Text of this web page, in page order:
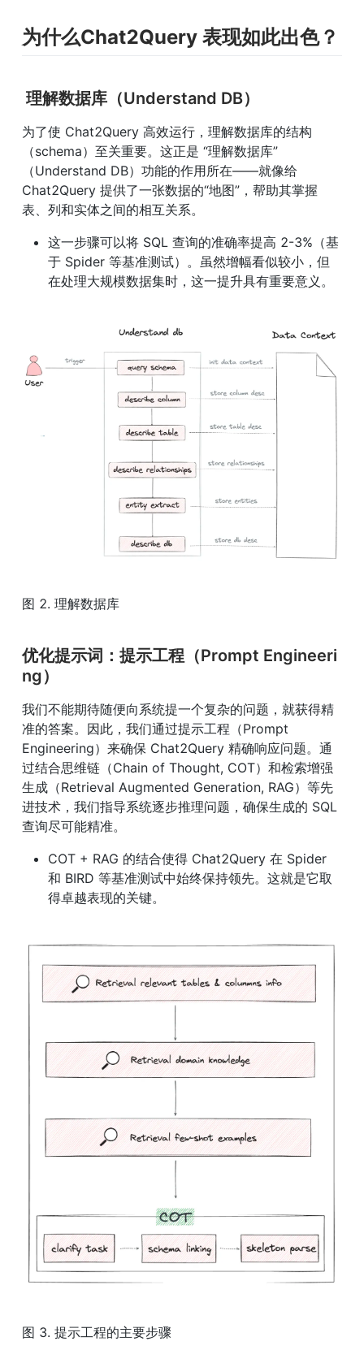
为什么Chat2Query 表现如此出色？
理解数据库（Understand DB）
为了使 Chat2Query 高效运行，理解数据库的结构
（schema）至关重要。这正是 “理解数据库”
（Understand DB）功能的作用所在——就像给
Chat2Query 提供了一张数据的“地图”，帮助其掌握
表、列和实体之间的相互关系。
这一步骤可以将 SQL 查询的准确率提高 2-3%（基
于 Spider 等基准测试）。虽然增幅看似较小，但
在处理大规模数据集时，这一提升具有重要意义。
图 2. 理解数据库
优化提示词：提示工程（Prompt Engineeri
ng）
我们不能期待随便向系统提一个复杂的问题，就获得精
准的答案。因此，我们通过提示工程（Prompt
Engineering）来确保 Chat2Query 精确响应问题。通
过结合思维链（Chain of Thought, COT）和检索增强
生成（Retrieval Augmented Generation, RAG）等先
进技术，我们指导系统逐步推理问题，确保生成的 SQL
查询尽可能精准。
COT + RAG 的结合使得 Chat2Query 在 Spider
和 BIRD 等基准测试中始终保持领先。这就是它取
得卓越表现的关键。
图 3. 提示工程的主要步骤